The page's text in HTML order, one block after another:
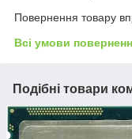
Повернення товару
Всі умови
Подібні товари